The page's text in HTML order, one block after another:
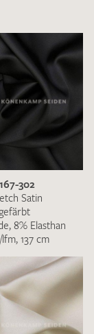
302
Satin
8% Elasthan
lfm, 137 cm